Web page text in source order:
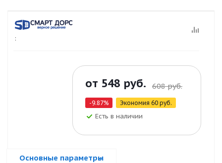
:
от 548 руб. 608 руб.
-9.87% Экономия 60 руб.
Есть в наличии
Основные параметры